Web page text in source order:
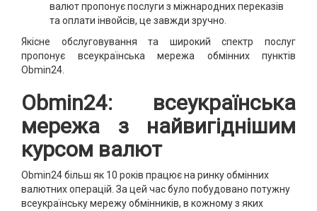
валют пропонує послуги з міжнародних переказів
та оплати інвойсів, це завжди зручно.
Якісне обслуговування та широкий спектр послуг
пропонує всеукраїнська мережа обмінних пунктів
Obmin24.
Obmin24: всеукраїнська
мережа з найвигіднішим
курсом валют
Obmin24 більш як 10 років працює на ринку обмінних
валютних операцій. За цей час було побудовано потужну
всеукраїнську мережу обмінників, в кожному з яких